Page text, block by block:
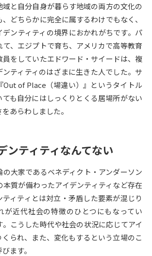
大学研究 大学検索
や特徴を調べる
科特集
国際・グローバルに強い大学特
集
奨学金・特待生制度特集
ページ
新学年スタート号特集ページ
（高2生用）
ジ
スなどを調べる
実施プログラムから探す
域と自分自身が暮らす地域の両方の文化の
どちらかに完全に属するわけでもなく、
デンティティの境界におかれがちです。パ
て、エジプトで育ち、アメリカで高等教育
員をしていたエドワード・サイードは、複
ティティのはざまに生きた人でした。サ
Out of Place（場違い）』というタイトル
ても自分にはしっくりとくる居場所がない
あらわしました。
ンティティなんてない
の大家であるベネディクト・アンダーソン
本質が備わったアイデンティティなど存在
ティティとは対立・矛盾した要素が混じり
が近代社会の特徴のひとつにもなってい
こうした時代や社会の状況に応じてアイ
られ、また、変化もするという立場のこ
ます。